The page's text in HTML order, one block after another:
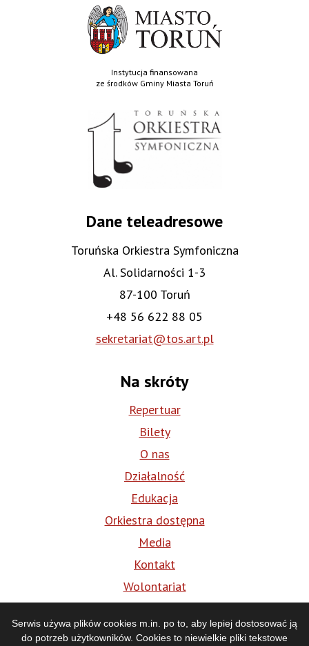
Serwis używa plików cookies m.in. po to, aby lepiej dostosować ją
do potrzeb użytkowników. Cookies to niewielkie pliki tekstowe
Instytucja finansowana
ze środków Gminy Miasta Toruń
Dane teleadresowe
Toruńska Orkiestra Symfoniczna
Al. Solidarności 1-3
87-100 Toruń
+48 56 622 88 05
sekretariat@tos.art.pl
Na skróty
Repertuar
Bilety
O nas
Działalność
Edukacja
Orkiestra dostępna
Media
Kontakt
Wolontariat